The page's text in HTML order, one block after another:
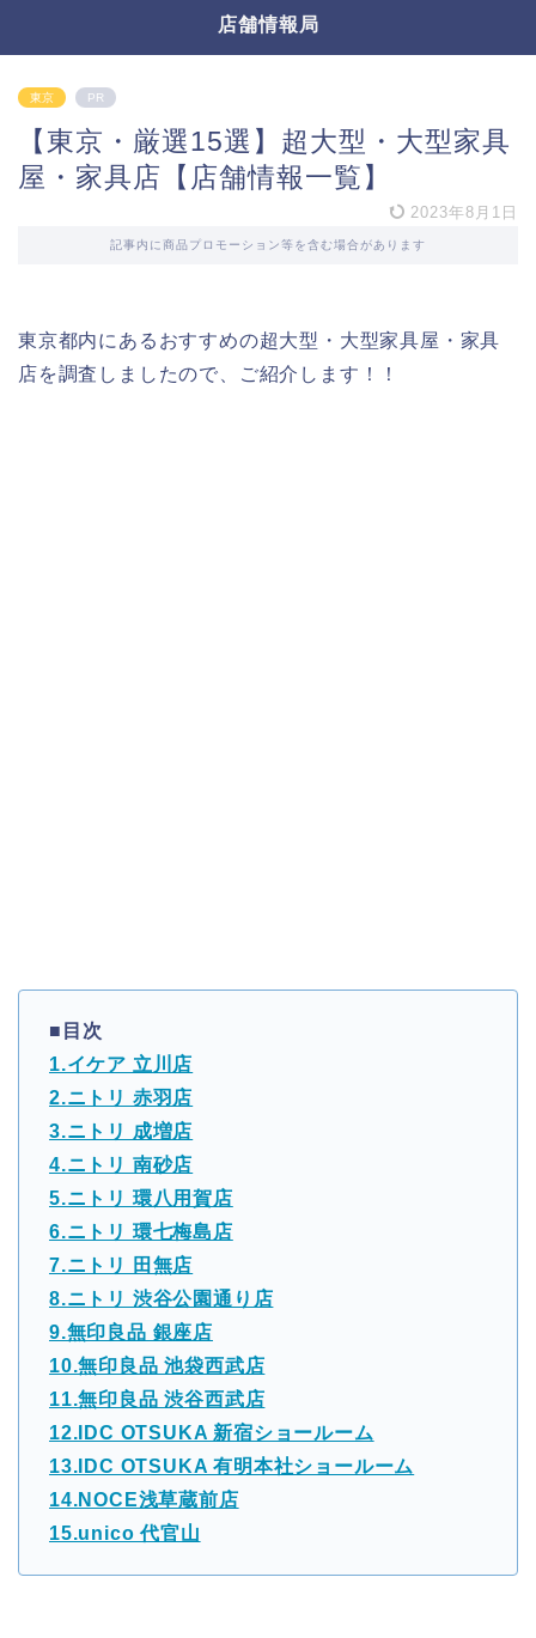
店舗情報局
東京 PR
【東京・厳選15選】超大型・大型家具
屋・家具店【店舗情報一覧】
2023年8月1日
記事内に商品プロモーション等を含む場合があります
東京都内にあるおすすめの超大型・大型家具屋・家具
店を調査しましたので、ご紹介します！！
■目次
1.イケア 立川店
2.ニトリ 赤羽店
3.ニトリ 成増店
4.ニトリ 南砂店
5.ニトリ 環八用賀店
6.ニトリ 環七梅島店
7.ニトリ 田無店
8.ニトリ 渋谷公園通り店
9.無印良品 銀座店
10.無印良品 池袋西武店
11.無印良品 渋谷西武店
12.IDC OTSUKA 新宿ショールーム
13.IDC OTSUKA 有明本社ショールーム
14.NOCE浅草蔵前店
15.unico 代官山